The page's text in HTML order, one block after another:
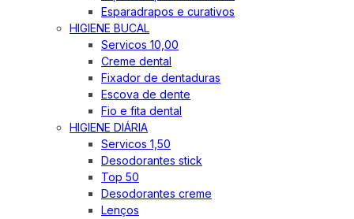
Esparadrapos e curativos
HIGIENE BUCAL
Servicos 10,00
Creme dental
Fixador de dentaduras
Escova de dente
Fio e fita dental
HIGIENE DIÁRIA
Servicos 1,50
Desodorantes stick
Top 50
Desodorantes creme
Lenços